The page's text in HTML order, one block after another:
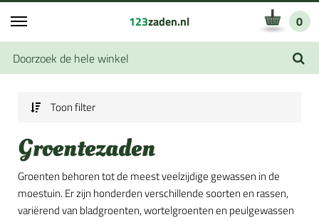
123zaden.nl 0
Toon filter
Groentezaden
Groenten behoren tot de meest veelzijdige gewassen in de
moestuin. Er zijn honderden verschillende soorten en rassen,
variërend van bladgroenten, wortelgroenten en peulgewassen